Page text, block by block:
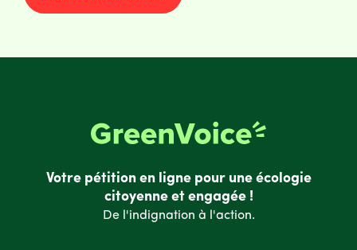
Votre pétition en ligne pour une écologie
citoyenne et engagée !
De l'indignation à l'action.